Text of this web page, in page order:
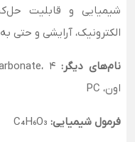
شیمیایی و قابلیت
الکترونیک، آرایشی و حتی
نام‌های دیگر:
اون، PC
فرمول شیمیایی: